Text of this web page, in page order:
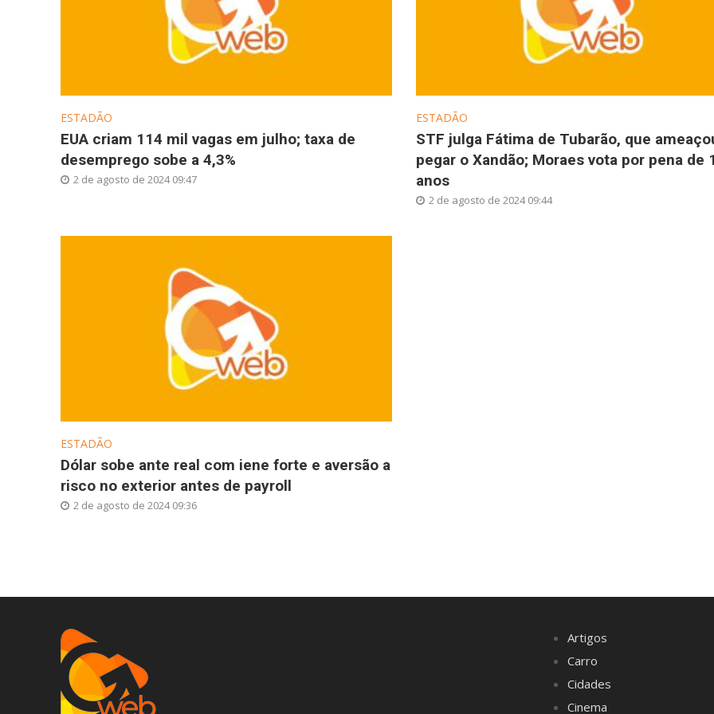
ESTADÃO
EUA criam 114 mil vagas em julho; taxa de
desemprego sobe a 4,3%
2 de agosto de 2024 09:47
ESTADÃO
STF julga Fátima de Tubarão, que
pegar o Xandão; Moraes vota por pena de
anos
2 de agosto de 2024 09:44
ESTADÃO
Dólar sobe ante real com iene forte e aversão a
risco no exterior antes de payroll
2 de agosto de 2024 09:36
Artigos
Carro
Cidades
Cinema